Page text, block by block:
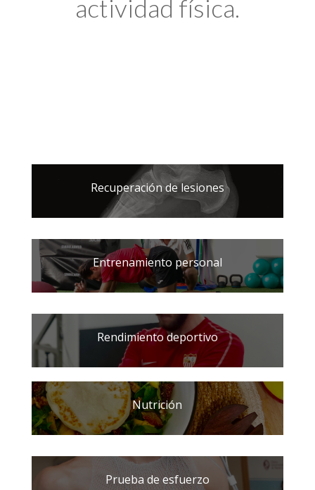
actividad física.
Recuperación de lesiones
Entrenamiento personal
Rendimiento deportivo
Nutrición
Prueba de esfuerzo